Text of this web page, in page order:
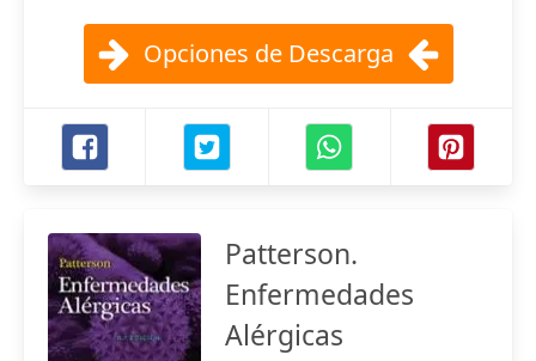
Opciones de Descarga
Patterson.
Enfermedades
Alérgicas